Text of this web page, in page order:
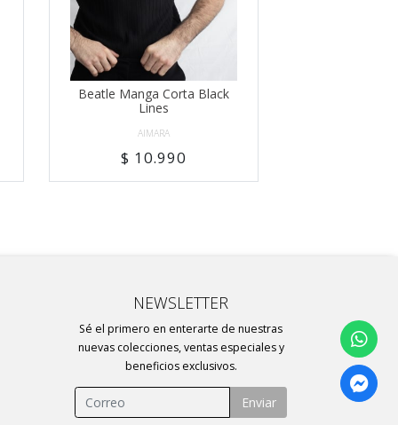
Beatle Manga Corta Black
Lines
AIMARA
$ 10.990
NEWSLETTER
Sé el primero en enterarte de nuestras
nuevas colecciones, ventas especiales y
beneficios exclusivos.
Enviar